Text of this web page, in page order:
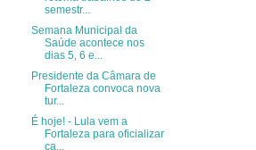
semestr...
Semana Municipal da
Saúde acontece nos
dias 5, 6 e...
Presidente da Câmara de
Fortaleza convoca nova
tur...
É hoje! - Lula vem a
Fortaleza para oficializar
ca...